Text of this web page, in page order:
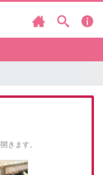
きます。